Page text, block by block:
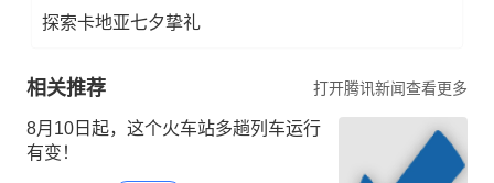
探索卡地亚七夕挚礼
相关推荐 打开腾讯新闻查看更多
8月10日起，这个火车站多趟列车运行
有变！